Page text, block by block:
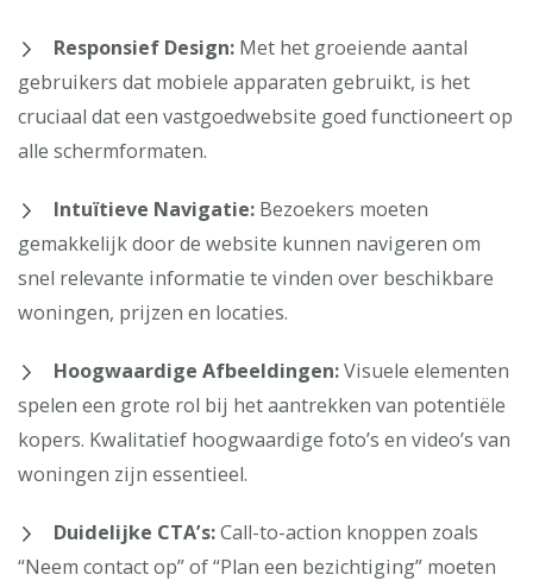
Responsief Design: Met het groeiende aantal
gebruikers dat mobiele apparaten gebruikt, is het
cruciaal dat een vastgoedwebsite goed functioneert op
alle schermformaten.
Intuïtieve Navigatie: Bezoekers moeten
gemakkelijk door de website kunnen navigeren om
snel relevante informatie te vinden over beschikbare
woningen, prijzen en locaties.
Hoogwaardige Afbeeldingen:Visuele elementen
spelen een grote rol bij het aantrekken van potentiële
kopers. Kwalitatief hoogwaardige foto’s en video’s van
woningen zijn essentieel.
Duidelijke CTA’s:Call-to-action knoppen zoals
“Neem contact op” of “Plan een bezichtiging” moeten